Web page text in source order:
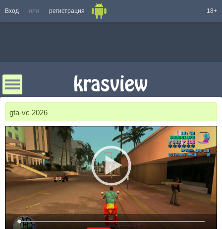
Вход или регистрация 18+
gta-vc 2026